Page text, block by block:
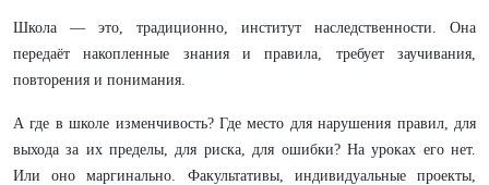
Школа — это, традиционно, институт наследственности. Она
передаёт накопленные знания и правила, требует заучивания,
повторения и понимания.
А где в школе изменчивость? Где место для нарушения правил, для
выхода за их пределы, для риска, для ошибки? На уроках его нет.
Или оно маргинально. Факультативы, индивидуальные проекты,